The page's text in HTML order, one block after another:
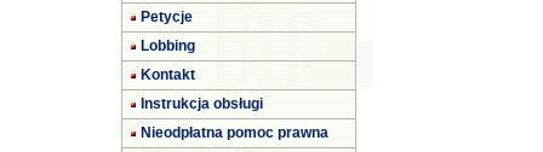
Petycje
Lobbing
Kontakt
Instrukcja obsługi
Nieodpłatna pomoc prawna